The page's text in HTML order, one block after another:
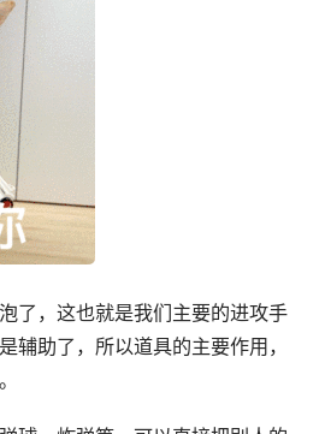
了，这也就是我们主要的进攻手
辅助了，所以道具的主要作用，